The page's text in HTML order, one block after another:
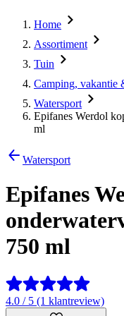
Home
Assortiment
Tuin
Camping, vakantie
Watersport
Epifanes Werdol
ml
Watersport
Epifanes
750 ml
4.0 / 5 (1 klantreview)